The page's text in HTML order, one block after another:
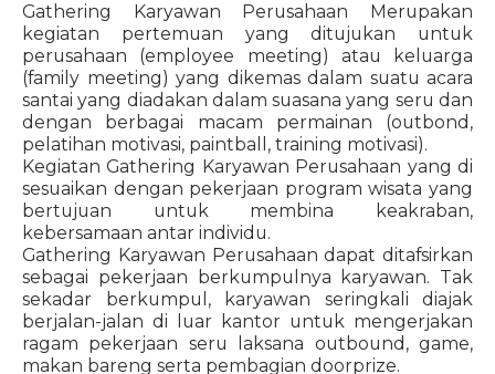
Gathering Karyawan Perusahaan Merupakan
kegiatan pertemuan yang ditujukan untuk
perusahaan (employee meeting) atau keluarga
(family meeting) yang dikemas dalam suatu acara
santai yang diadakan dalam suasana yang seru dan
dengan berbagai macam permainan (outbond,
pelatihan motivasi, paintball, training motivasi).
Kegiatan Gathering Karyawan Perusahaan yang di
sesuaikan dengan pekerjaan program wisata yang
bertujuan untuk membina keakraban,
kebersamaan antar individu.
Gathering Karyawan Perusahaan dapat ditafsirkan
sebagai pekerjaan berkumpulnya karyawan. Tak
sekadar berkumpul, karyawan seringkali diajak
berjalan-jalan di luar kantor untuk mengerjakan
ragam pekerjaan seru laksana outbound, game,
makan bareng serta pembagian doorprize.